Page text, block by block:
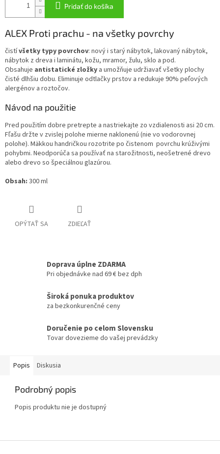
Pridať do košíka
ALEX Proti prachu - na všetky povrchy
čistívšetky typy povrchov: nový i starý nábytok, lakovaný nábytok,
nábytok z dreva i laminátu, kožu, mramor, žulu, sklo a pod.
Obsahuje antistatické zložky a umožňuje udržiavať všetky plochy
čisté dlhšiu dobu. Eliminuje odtlačky prstov a redukuje 90% peľových
alergénov a roztočov.
Návod na použitie
Pred použitím dobre pretrepte a nastriekajte zo vzdialenosti asi 20 cm.
Fľašu držte v zvislej polohe mierne naklonenú (nie vo vodorovnej
polohe). Mäkkou handričkou rozotrite po čistenom povrchu krúživými
pohybmi. Neodporúča sa používať na starožitnosti, neošetrené drevo
alebo drevo so špeciálnou glazúrou.
Obsah: 300 ml
OPÝTAŤ SA ZDIEĽAŤ
Doprava úplne ZDARMA
Pri objednávke nad 69 € bez dph
Široká ponuka produktov
za bezkonkurenčné ceny
Doručenie po celom Slovensku
Tovar dovezieme do vašej prevádzky
Popis Diskusia
Podrobný popis
Popis produktu nie je dostupný